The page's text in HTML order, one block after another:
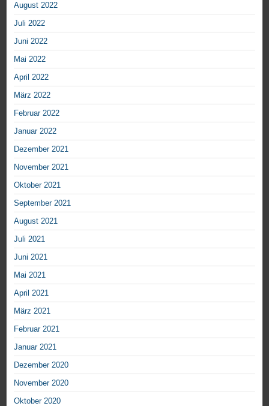
August 2022
Juli 2022
Juni 2022
Mai 2022
April 2022
März 2022
Februar 2022
Januar 2022
Dezember 2021
November 2021
Oktober 2021
September 2021
August 2021
Juli 2021
Juni 2021
Mai 2021
April 2021
März 2021
Februar 2021
Januar 2021
Dezember 2020
November 2020
Oktober 2020